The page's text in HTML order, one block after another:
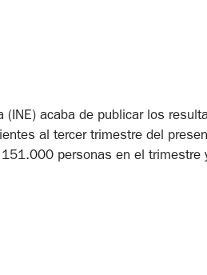
acaba de publicar los
al tercer trimestre del
personas en el trimestre